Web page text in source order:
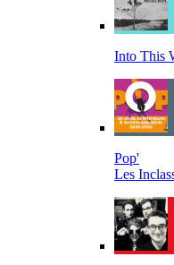
Into This
Pop'
Les